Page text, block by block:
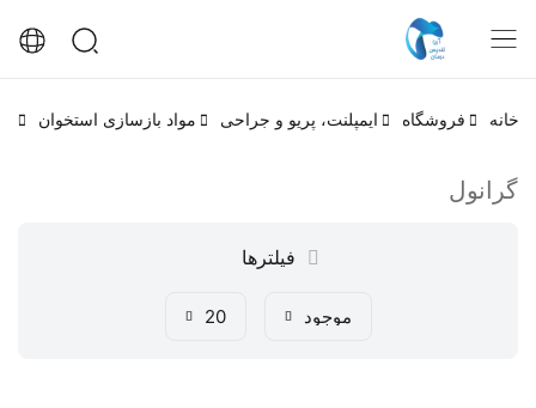
خانه فروشگاه ایمپلنت، پریو و جراحی مواد بازسازی استخوان
گرانول
فیلترها
موجود 20